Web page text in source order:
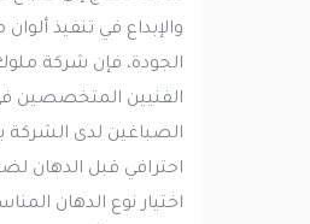
والإبداع في تنفيذ ألوان
الجودة، فإن شركة ملوك
الفنيين المتخصصين في
الصباغين لدى الشركة
احترافي قبل الدهان لضمان
اختيار نوع الدهان